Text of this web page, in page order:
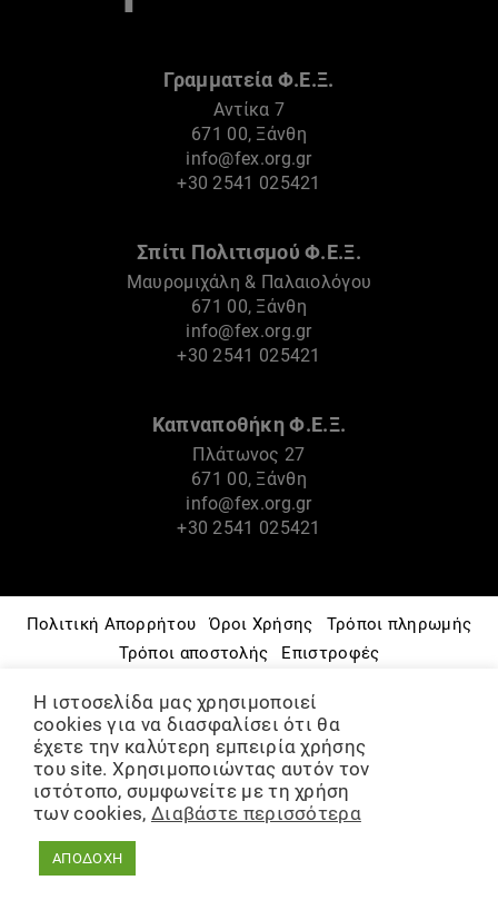
Γραμματεία Φ.Ε.Ξ.
Αντίκα 7
671 00, Ξάνθη
info@fex.org.gr
+30 2541 025421
Σπίτι Πολιτισμού Φ.Ε.Ξ.
Μαυρομιχάλη & Παλαιολόγου
671 00, Ξάνθη
info@fex.org.gr
+30 2541 025421
Καπναποθήκη Φ.Ε.Ξ.
Πλάτωνος 27
671 00, Ξάνθη
info@fex.org.gr
+30 2541 025421
Πολιτική Απορρήτου Όροι Χρήσης
Τρόποι πληρωμής
Τρόποι αποστολής
Επιστροφές
Μουσείο – Ιστορία
Φ.Ε.Ξ.
Πολιτιστικές Δράσεις
Ομάδες & Εργαστήρια
ΨΗΦΙΑΚΟ ΑΡΧΕΙΟ
Διάθεση χώρων
©2021-2024, Φιλοπρόοδη Ένωση Ξάνθης
Η ιστοσελίδα μας χρησιμοποιεί
cookies για να διασφαλίσει ότι θα
έχετε την καλύτερη εμπειρία χρήσης
του site. Χρησιμοποιώντας αυτόν τον
ιστότοπο, συμφωνείτε με τη χρήση
των cookies, Διαβάστε περισσότερα
ΑΠΟΔΟΧΗ